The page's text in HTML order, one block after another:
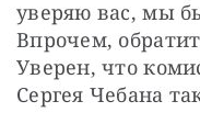
уверяю вас, мы
Впрочем,
Уверен, что